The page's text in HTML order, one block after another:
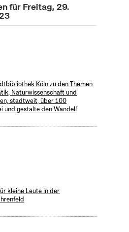
für Freitag, 29.
Köln zu den Themen
Naturwissenschaft und
stadtweit, über 100
und gestalte den Wandel!
kleine Leute in der